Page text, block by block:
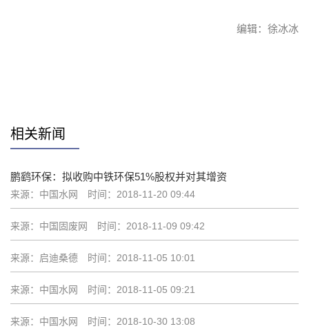
编辑：徐冰冰
相关新闻
鹏鹞环保：拟收购中铁环保51%股权并对其增资
来源：中国水网 时间：2018-11-20 09:44
来源：中国固废网 时间：2018-11-09 09:42
来源：启迪桑德 时间：2018-11-05 10:01
来源：中国水网 时间：2018-11-05 09:21
来源：中国水网 时间：2018-10-30 13:08